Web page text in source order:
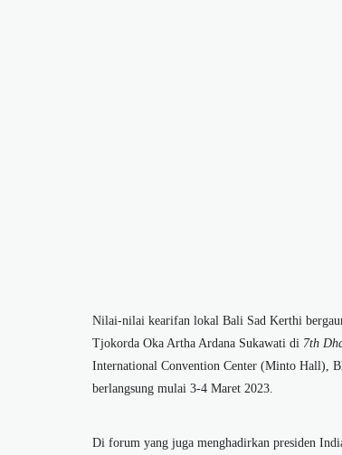
Nilai-nilai kearifan lokal Bali Sad Kerthi
Tjokorda Oka Artha Ardana Sukawati di 7th
International Convention Center (Minto Hall),
berlangsung mulai 3-4 Maret 2023.
Di forum yang juga menghadirkan presiden